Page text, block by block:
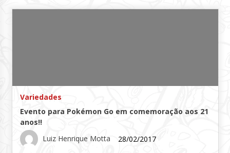
Variedades
Evento para Pokémon Go em comemoração aos 21
anos!!
Luiz Henrique Motta
28/02/2017